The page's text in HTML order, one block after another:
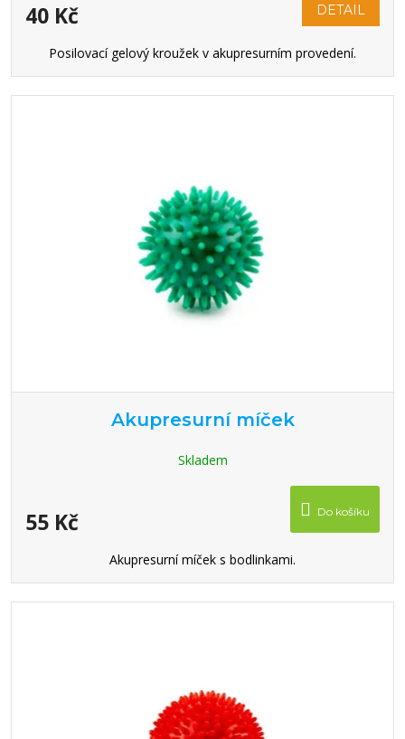
40 Kč DETAIL
Posilovací gelový kroužek v akupresurním provedení.
Akupresurní míček
Skladem
55 Kč Do košíku
Akupresurní míček s bodlinkami.